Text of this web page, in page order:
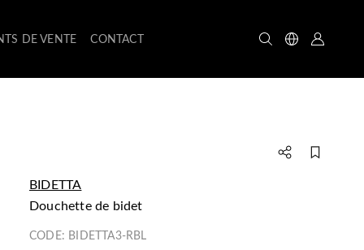
DE VENTE CONTACT
BIDETTA
douchette de bidet
CODE: BIDETTA3-RBL